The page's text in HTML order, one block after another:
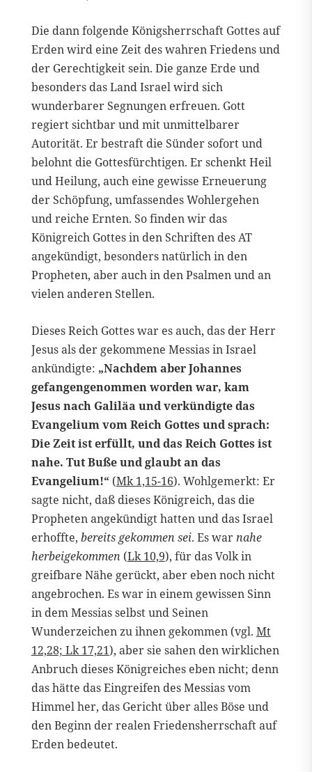
Die dann folgende Königsherrschaft Gottes auf
Erden wird eine Zeit des wahren Friedens und
der Gerechtigkeit sein. Die ganze Erde und
besonders das Land Israel wird sich
wunderbarer Segnungen erfreuen. Gott
regiert sichtbar und mit unmittelbarer
Autorität. Er bestraft die Sünder sofort und
belohnt die Gottesfürchtigen. Er schenkt Heil
und Heilung, auch eine gewisse Erneuerung
der Schöpfung, umfassendes Wohlergehen
und reiche Ernten. So finden wir das
Königreich Gottes in den Schriften des AT
angekündigt, besonders natürlich in den
Propheten, aber auch in den Psalmen und an
vielen anderen Stellen.
Dieses Reich Gottes war es auch, das der Herr
Jesus als der gekommene Messias in Israel
ankündigte: „Nachdem aber Johannes
gefangengenommen worden war, kam
Jesus nach Galiläa und verkündigte das
Evangelium vom Reich Gottes und sprach:
Die Zeit ist erfüllt, und das Reich Gottes ist
nahe. Tut Buße und glaubt an das
Evangelium!“ (Mk 1,15-16). Wohlgemerkt: Er
sagte nicht, daß dieses Königreich, das die
Propheten angekündigt hatten und das Israel
erhoffte, bereits gekommen sei. Es warnahe
herbeigekommen (Lk 10,9), für das Volk in
greifbare Nähe gerückt, aber eben noch nicht
angebrochen. Es war in einem gewissen Sinn
in dem Messias selbst und Seinen
Wunderzeichen zu ihnen gekommen (vgl. Mt
12,28; Lk 17,21), aber sie sahen den wirklichen
Anbruch dieses Königreiches eben nicht; denn
das hätte das Eingreifen des Messias vom
Himmel her, das Gericht über alles Böse und
den Beginn der realen Friedensherrschaft auf
Erden bedeutet.